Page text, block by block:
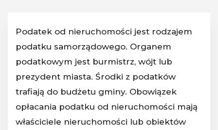
Podatek od nieruchomości jest rodzajem
podatku samorządowego. Organem
podatkowym jest burmistrz, wójt lub
prezydent miasta. Środki z podatków
trafiają do budżetu gminy. Obowiązek
opłacania podatku od nieruchomości mają
właściciele nieruchomości lub obiektów